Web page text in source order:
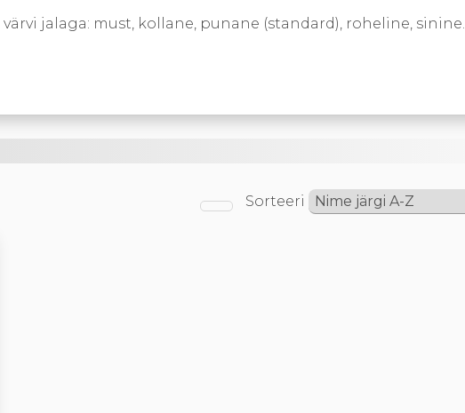
jalaga: must, kollane, punane (standard), roheline, sinine.
Sorteeri